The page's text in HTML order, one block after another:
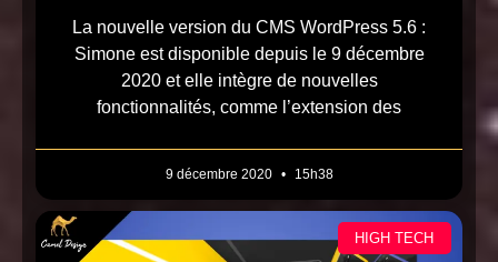
La nouvelle version du CMS WordPress 5.6 :
Simone est disponible depuis le 9 décembre
2020 et elle intègre de nouvelles
fonctionnalités, comme l’extension des
9 décembre 2020 15h38
HIGH TECH